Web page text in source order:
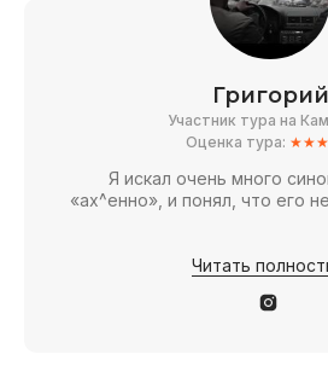
Григорий
Участник тура на
Оценка тура:
Я искал очень много
«ах^енно», и понял, что его
Читать